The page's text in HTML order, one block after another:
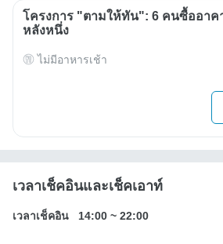
โครงการ "ตามให้ทัน": 6 คนซื้ออาค
หลังหนึ่ง
ไม่มีอาหารเช้า
เวลาเช็คอินและเช็คเอาท์
เวลาเช็คอิน 14:00 ~ 22:00